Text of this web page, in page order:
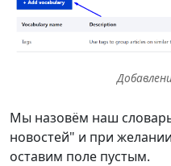
Мы назовём наш
новостей" и при
оставим поле пустым.